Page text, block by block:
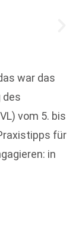
war das
des
vom 5. bis
für
in